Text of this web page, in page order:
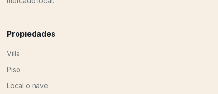
Propiedades
Villa
Piso
Local o nave